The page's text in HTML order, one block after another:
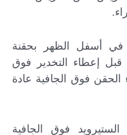
في أسفل الظهر بحقنة
إعطاء التخدير فوق
الحقن فوق الجافية عادة
فوق الجافية